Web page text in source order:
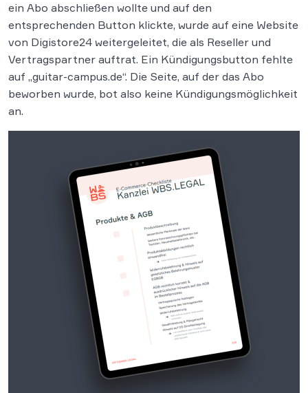
ein Abo abschließen wollte und auf den
entsprechenden Button klickte, wurde auf eine Website
von Digistore24 weitergeleitet, die als Reseller und
Vertragspartner auftrat. Ein Kündigungsbutton fehlte
auf „guitar-campus.de“. Die Seite, auf der das Abo
beworben wurde, bot also keine Kündigungsmöglichkeit
an.